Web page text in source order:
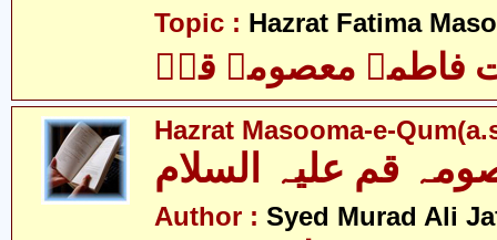
Topic : Hazrat Fatima
فاطمہ معصومہ قمؑ
Hazrat Masooma-e-
قم علیہ السلام
Author : Syed Murad Ali